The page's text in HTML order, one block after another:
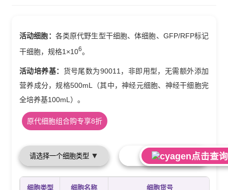
活动细胞： 各类原代野生型干细胞、体细胞、GFP/RFP标记
干细胞，规格1×106。
活动培养基： 货号尾数为90011，非即用型，无需额外添加
营养成分，规格500mL（其中，神经元细胞、神经干细胞完
全培养基100mL）。
原代细胞组合购专享8折
▼ 点击查询
细胞类型 细胞名称 细胞货号